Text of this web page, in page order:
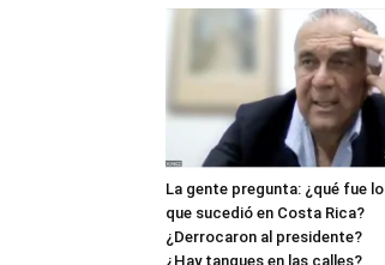
La gente pregunta: ¿qué fue lo
que sucedió en Costa Rica?
¿Derrocaron al presidente?
¿Hay tanques en las calles?